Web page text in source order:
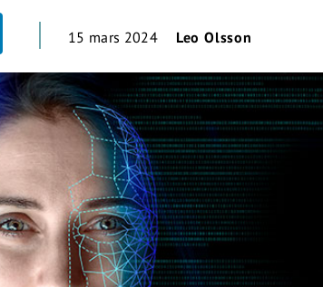
15 mars 2024 Leo Olsson